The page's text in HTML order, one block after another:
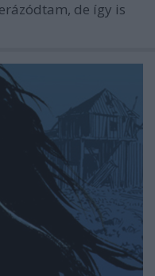
de így is